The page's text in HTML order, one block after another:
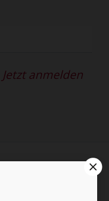
Jetzt anmelden